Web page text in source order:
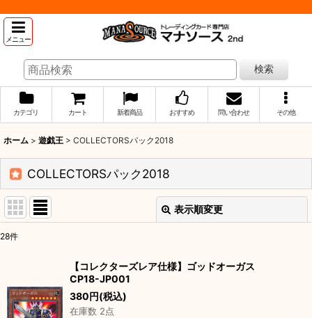
メニュー
検索
カテゴリ カート 新着商品 おすすめ 問い合わせ その他
ホーム > 遊戯王 > COLLECTORSパック2018
COLLECTORSパック2018
表示順変更
並び順:
28件
【コレクターズレア仕様】ゴッドオーガス
CP18-JP001
380円(税込)
在庫数 2点